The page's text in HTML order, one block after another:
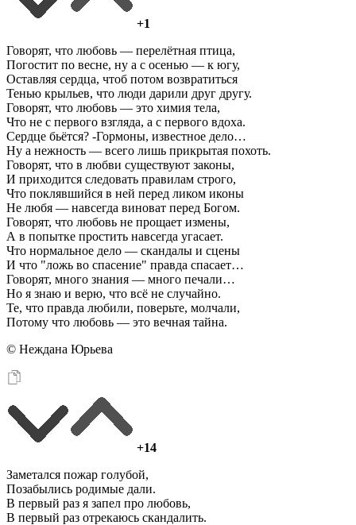
+1
Говорят, что любовь — перелётная птица,
Погостит по весне, ну а с осенью — к югу,
Оставляя сердца, чтоб потом возвратиться
Тенью крыльев, что люди дарили друг другу.
Говорят, что любовь — это химия тела,
Что не с первого взгляда, а с первого вдоха.
Сердце бьётся? -Гормоны, известное дело…
Ну а нежность — всего лишь прикрытая похоть.
Говорят, что в любви существуют законы,
И приходится следовать правилам строго,
Что поклявшийся в ней перед ликом иконы
Не любя — навсегда виноват перед Богом.
Говорят, что любовь не прощает измены,
А в попытке простить навсегда угасает.
Что нормальное дело — скандалы и сцены
И что "ложь во спасение" правда спасает…
Говорят, много знания — много печали…
Но я знаю и верю, что всё не случайно.
Те, что правда любили, поверьте, молчали,
Потому что любовь — это вечная тайна.
© Неждана Юрьева
+14
Заметался пожар голубой,
Позабылись родимые дали.
В первый раз я запел про любовь,
В первый раз отрекаюсь скандалить.